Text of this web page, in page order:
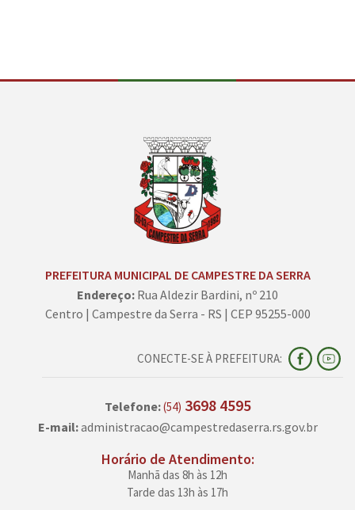
PREFEITURA MUNICIPAL DE CAMPESTRE DA SERRA
Endereço: Rua Aldezir Bardini, nº 210
Centro | Campestre da Serra - RS | CEP 95255-000
CONECTE-SE À PREFEITURA:
Telefone:(54) 3698 4595
E-mail:administracao@campestredaserra.rs.gov.br
Horário de Atendimento:
Manhã das 8h às 12h
Tarde das 13h às 17h